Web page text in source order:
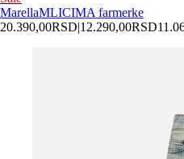
MarellaMLICIMA farmerke
20.390,00RSD|12.290,00RSD